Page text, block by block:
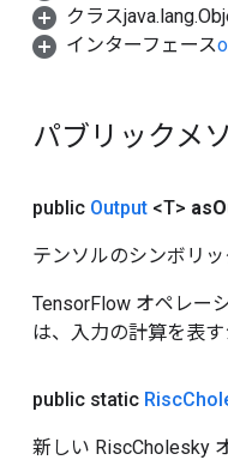
クラス
インターフェース
パブリックメ
public Output <T> as
テンソルのシンボリッ
TensorFlow オペレー
は、入力の計算を表
public static Risc
新しい RiscCholesky